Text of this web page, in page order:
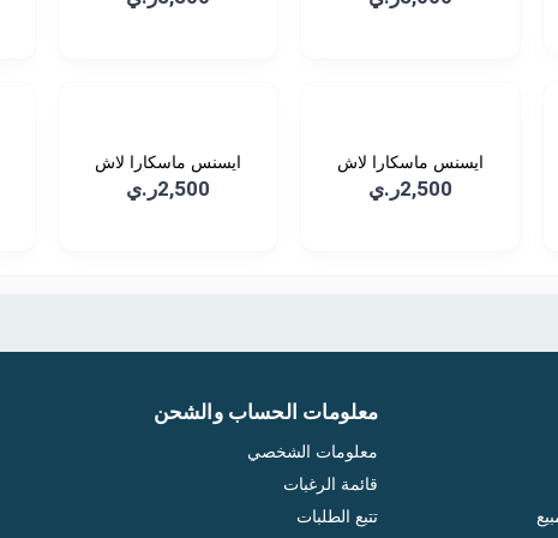
ايسنس ماسكارا لاش
برنسس...
2,500ر.ي
ايسنس ماسكارا لاش
برنسس...
2,500ر.ي
معلومات الحساب والشحن
معلومات الشخصي
قائمة الرغبات
تتبع الطلبات